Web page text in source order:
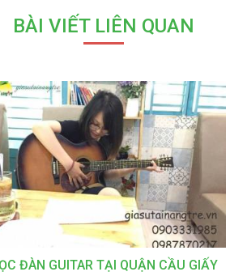
BÀI VIẾT LIÊN QUAN
ĐÀN GUITAR TẠI QUẬN CẦU GIẤY